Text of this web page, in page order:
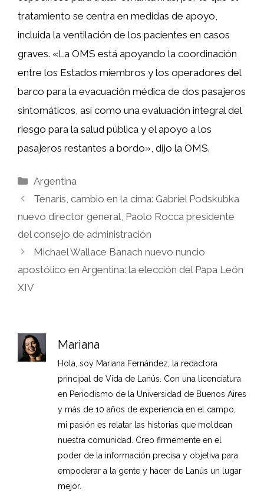
tratamiento se centra en medidas de apoyo,
incluida la ventilación de los pacientes en casos
graves. «La OMS está apoyando la coordinación
entre los Estados miembros y los operadores del
barco para la evacuación médica de dos pasajeros
sintomáticos, así como una evaluación integral del
riesgo para la salud pública y el apoyo a los
pasajeros restantes a bordo», dijo la OMS.
Categorías
Argentina
Tenaris, cambio en la cima: Gabriel Podskubka
nuevo director general, Paolo Rocca presidente
del consejo de administración
Michael Wallace Banach nuevo nuncio
apostólico en Argentina: la elección del Papa León
XIV
Mariana
Hola, soy Mariana Fernández, la redactora
principal de Vida de Lanús. Con una licenciatura
en Periodismo de la Universidad de Buenos Aires
y más de 10 años de experiencia en el campo,
mi pasión es relatar las historias que moldean
nuestra comunidad. Creo firmemente en el
poder de la información precisa y objetiva para
empoderar a la gente y hacer de Lanús un lugar
mejor.